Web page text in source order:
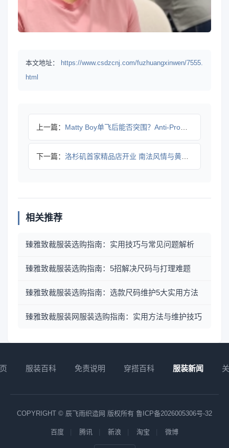
本文地址：
https://www.csdzcnj.com/fuzhuangxinwen/7555.
html
上一篇： Matty Boy单飞后能否突围？Anti-Promo挑战克
下一篇： 洛杉矶首家精品店开业 南法风情与黄花花束引爆限时市集
相关推荐
臻雅致裁服装选购指南：实用技巧与常见问题解析
臻雅致裁服装选购指南：5招解决尺码与打理难题
臻雅致裁服装选购指南：选款尺码维护5大实用方法
臻雅致裁服装网服装选购指南：实用方法与维护技巧
服装百科 免责说明 穿搭百科 服装新闻
COPYRIGHT © 辰飞雨织造网 版权所有 鲁ICP备2026005306号-32
百度 腾讯 新浪 淘宝 微博